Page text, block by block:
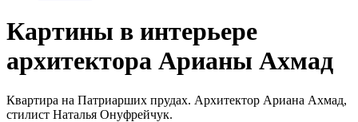
Картины в интерьере
архитектора Арианы Ахмад
Квартира на Патриарших прудах. Архитектор Ариана Ахмад,
стилист Наталья Онуфрейчук.